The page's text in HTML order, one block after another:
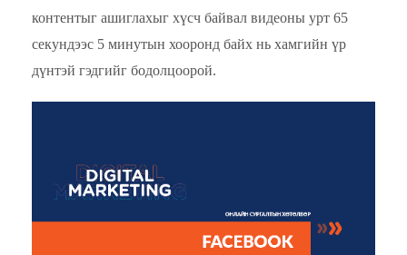
контентыг ашиглахыг хүсч байвал видеоны урт 65
секундээс 5 минутын хооронд байх нь хамгийн үр
дүнтэй гэдгийг бодолцоорой.